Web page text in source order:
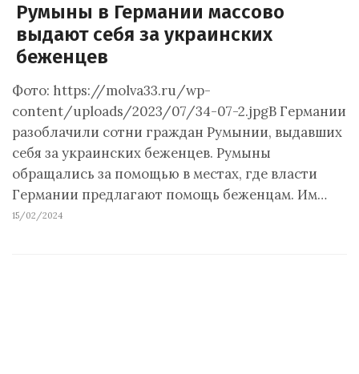
Румыны в Германии массово
выдают себя за украинских
беженцев
Фото: https://molva33.ru/wp-
content/uploads/2023/07/34-07-2.jpgВ Германии
разоблачили сотни граждан Румынии, выдавших
себя за украинских беженцев. Румыны
обращались за помощью в местах, где власти
Германии предлагают помощь беженцам. Им…
15/02/2024